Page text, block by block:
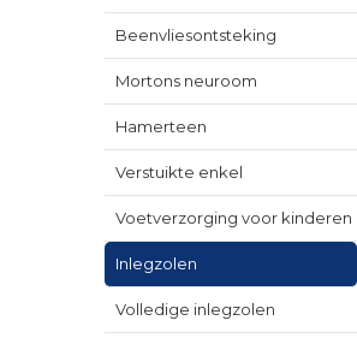
Beenvliesontsteking
Mortons neuroom
Hamerteen
Verstuikte enkel
Voetverzorging voor kinderen
Inlegzolen
Volledige inlegzolen